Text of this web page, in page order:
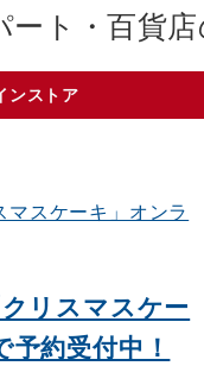
ート・百貨
ンストア
クリスマスケー
約受付中！